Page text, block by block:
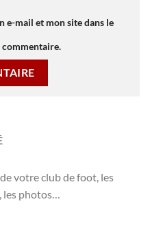
e-mail et mon site dans le
votre club de foot, les
les photos…